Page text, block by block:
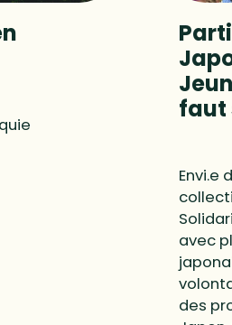
faut
Envi.e
avec
des